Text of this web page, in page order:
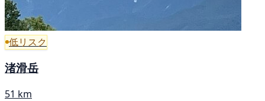
低リスク
渚滑岳
51 km